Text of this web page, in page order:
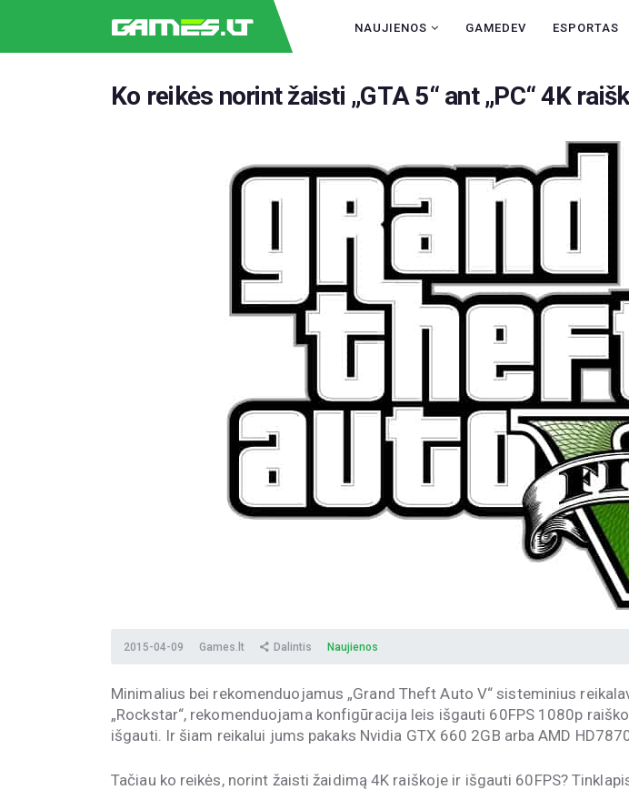
NAUJIENOS GAMEDEV ESPORTAS
NAUJIENOS
ESPORTAS
VIDEO
APŽVALGOS
ŽAIDIMAI
Ko reikės norint žaisti „GTA 5“ ant „PC“ 4K
2015-04-09 Games.lt Dalintis Naujienos
Minimalius bei rekomenduojamus „Grand Theft Auto V“ sisteminius
„Rockstar“, rekomenduojama konfigūracija leis išgauti 60FPS 1080p
išgauti. Ir šiam reikalui jums pakaks Nvidia GTX 660 2GB arba AMD
Tačiau ko reikės, norint žaisti žaidimą 4K raiškoje ir išgauti 60FPS?